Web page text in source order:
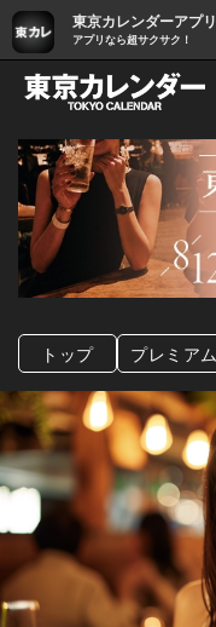
東京カレンダーアプリ
アプリなら超サクサク！
トップ プレミアム